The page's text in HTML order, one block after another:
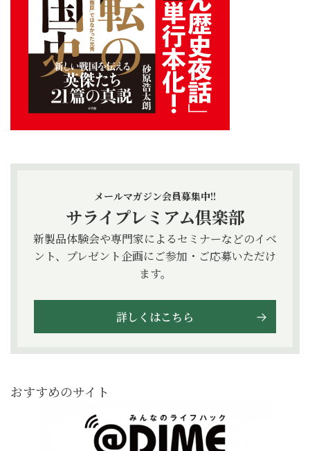
メールマガジン会員募集中!!
サライプレミアム倶楽部
新製品体験会や専門家によるセミナーなどのイベ
ント、プレゼント企画にご参加・ご応募いただけ
ます。
詳しくはこちら
おすすめのサイト